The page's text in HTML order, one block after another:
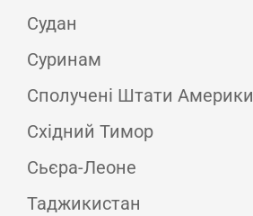
Судан
Суринам
Сполучені Штати Америки
Східний Тимор
Сьєра-Леоне
Таджикистан